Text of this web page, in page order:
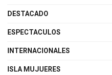
DESTACADO
ESPECTACULOS
INTERNACIONALES
ISLA MUJUERES